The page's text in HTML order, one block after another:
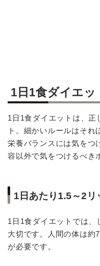
1日1食ダイエ
1日1食ダイエットは、正
ト。細かいルールはそ
栄養バランスには気をつ
容以外で気をつけるべき
1日あたり1.5～2リ
1日1食ダイエットでは
大切です。人間の体は約
が必要です。